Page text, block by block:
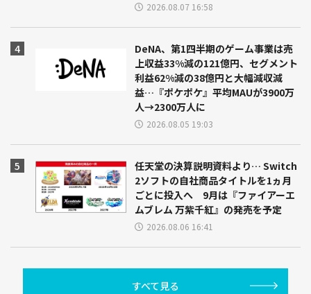
2026.08.07 16:58
DeNA、第1四半期のゲーム事業は売
上収益33%減の121億円、セグメント
利益62%減の38億円と大幅減収減
益…『ポケポケ』平均MAUが3900万
人→2300万人に
2026.08.05 19:03
任天堂の決算説明資料より… Switch
2ソフトの自社商品タイトルを1ヵ月
ごとに投入へ 9月は『ファイアーエ
ムブレム 万紫千紅』の発売を予定
2026.08.06 16:41
すべて見る